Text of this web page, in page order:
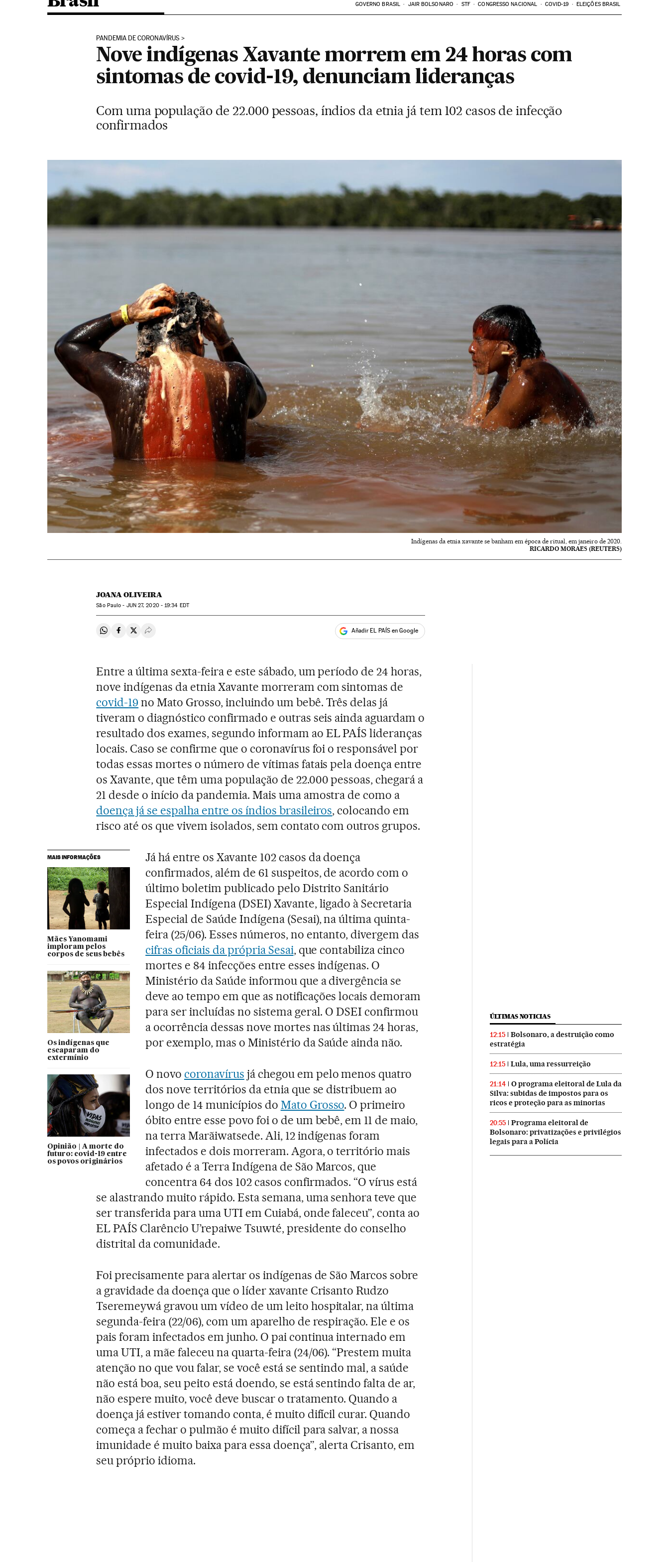
GOVERNO BRASIL JAIR BOLSONARO STF CONGRESSO NACIONAL COVID-19 ELEIÇÕES BRASIL
PANDEMIA DE CORONAVÍRUS
Nove indígenas Xavante morrem em 24 horas com
sintomas de covid-19, denunciam lideranças
Com uma população de 22.000 pessoas, índios da etnia já tem 102 casos de infecção
confirmados
Indígenas da etnia xavante se banham em época de ritual, em janeiro de 2020.
RICARDO MORAES (REUTERS)
JOANA OLIVEIRA
São Paulo - JUN27, 2020 - 19:34 EDT
Compartir en Whatsapp
Compartir en Facebook
Compartir en Twitter
Desplegar Redes Sociales Añadir EL PAÍS en Google
Entre a última sexta-feira e este sábado, um período de 24 horas,
nove indígenas da etnia Xavante morreram com sintomas de
covid-19 no Mato Grosso, incluindo um bebê. Três delas já
tiveram o diagnóstico confirmado e outras seis ainda aguardam o
resultado dos exames, segundo informam ao EL PAÍS lideranças
locais. Caso se confirme que o coronavírus foi o responsável por
todas essas mortes o número de vítimas fatais pela doença entre
os Xavante, que têm uma população de 22.000 pessoas, chegará a
21 desde o início da pandemia. Mais uma amostra de como a
doença já se espalha entre os índios brasileiros, colocando em
risco até os que vivem isolados, sem contato com outros grupos.
MAIS INFORMAÇÕES
Mães Yanomami
imploram pelos
corpos de seus bebês
Os indígenas que
escaparam do
extermínio
Opinião | A morte do
futuro: covid-19 entre
os povos originários
Já há entre os Xavante 102 casos da doença
confirmados, além de 61 suspeitos, de acordo com o
último boletim publicado pelo Distrito Sanitário
Especial Indígena (DSEI) Xavante, ligado à Secretaria
Especial de Saúde Indígena (Sesai), na última quinta-
feira (25/06). Esses números, no entanto, divergem das
cifras oficiais da própria Sesai, que contabiliza cinco
mortes e 84 infecções entre esses indígenas. O
Ministério da Saúde informou que a divergência se
deve ao tempo em que as notificações locais demoram
para ser incluídas no sistema geral. O DSEI confirmou
a ocorrência dessas nove mortes nas últimas 24 horas,
por exemplo, mas o Ministério da Saúde ainda não.
O novo coronavírus já chegou em pelo menos quatro
dos nove territórios da etnia que se distribuem ao
longo de 14 municípios do Mato Grosso. O primeiro
óbito entre esse povo foi o de um bebê, em 11 de maio,
na terra Marãiwatsede. Ali, 12 indígenas foram
infectados e dois morreram. Agora, o território mais
afetado é a Terra Indígena de São Marcos, que
concentra 64 dos 102 casos confirmados. “O vírus está
se alastrando muito rápido. Esta semana, uma senhora teve que
ser transferida para uma UTI em Cuiabá, onde faleceu”, conta ao
EL PAÍS Clarêncio U’repaiwe Tsuwté, presidente do conselho
distrital da comunidade.
Foi precisamente para alertar os indígenas de São Marcos sobre
a gravidade da doença que o líder xavante Crisanto Rudzo
Tseremeywá gravou um vídeo de um leito hospitalar, na última
segunda-feira (22/06), com um aparelho de respiração. Ele e os
pais foram infectados em junho. O pai continua internado em
uma UTI, a mãe faleceu na quarta-feira (24/06). “Prestem muita
atenção no que vou falar, se você está se sentindo mal, a saúde
não está boa, seu peito está doendo, se está sentindo falta de ar,
não espere muito, você deve buscar o tratamento. Quando a
doença já estiver tomando conta, é muito difícil curar. Quando
começa a fechar o pulmão é muito difícil para salvar, a nossa
imunidade é muito baixa para essa doença”, alerta Crisanto, em
seu próprio idioma.
ÚLTIMAS NOTICIAS
12:15
Bolsonaro, a destruição como
estratégia
12:15 Lula, uma ressurreição
21:14
O programa eleitoral de Lula da
Silva: subidas de impostos para os
ricos e proteção para as minorias
20:55
Programa eleitoral de
Bolsonaro: privatizações e privilégios
legais para a Polícia